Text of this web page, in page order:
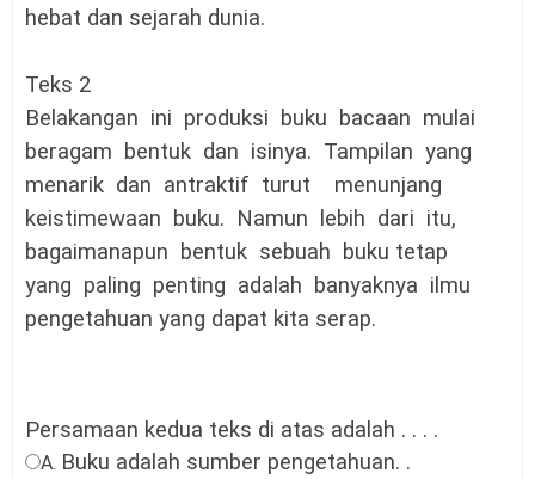
hebat dan sejarah dunia.
Teks 2
Belakangan ini produksi buku bacaan mulai
beragam bentuk dan isinya. Tampilan yang
menarik dan antraktif turut menunjang
keistimewaan buku. Namun lebih dari itu,
bagaimanapun bentuk sebuah buku tetap
yang paling penting adalah banyaknya ilmu
pengetahuan yang dapat kita serap.
Persamaan kedua teks di atas adalah . . . .
A. Buku adalah sumber pengetahuan. .